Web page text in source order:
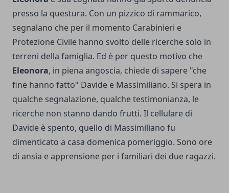
presso la questura. Con un pizzico di rammarico,
segnalano che per il momento Carabinieri e
Protezione Civile hanno svolto delle ricerche solo in
terreni della famiglia. Ed è per questo motivo che
Eleonora, in piena angoscia, chiede di sapere "che
fine hanno fatto" Davide e Massimiliano. Si spera in
qualche segnalazione, qualche testimonianza, le
ricerche non stanno dando frutti. Il cellulare di
Davide è spento, quello di Massimiliano fu
dimenticato a casa domenica pomeriggio. Sono ore
di ansia e apprensione per i familiari dei due ragazzi.